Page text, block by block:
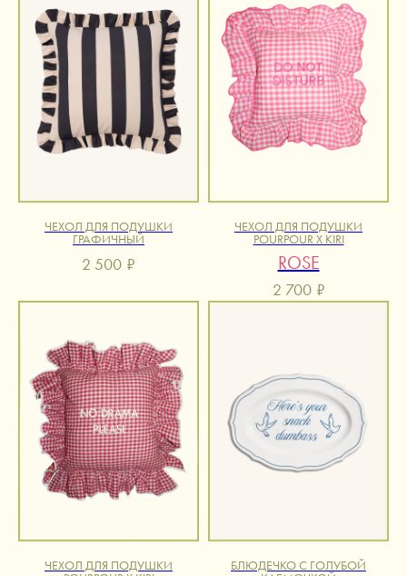
ЧЕХОЛ ДЛЯ ПОДУШКИ
ГРАФИЧНЫЙ
2 500 ₽
ЧЕХОЛ ДЛЯ ПОДУШКИ
POURPOUR X KIRI
ROSE
2 700 ₽
ЧЕХОЛ ДЛЯ ПОДУШКИ
БЛЮДЕЧКО С ГОЛУБОЙ